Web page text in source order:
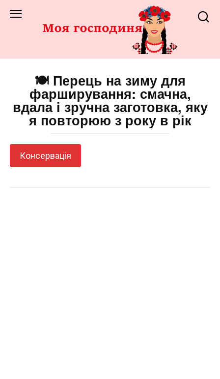
до
🍽️ Перець на зиму для
фарширування: смачна,
вдала і зручна заготовка, яку
я повторюю з року в рік
Консервація